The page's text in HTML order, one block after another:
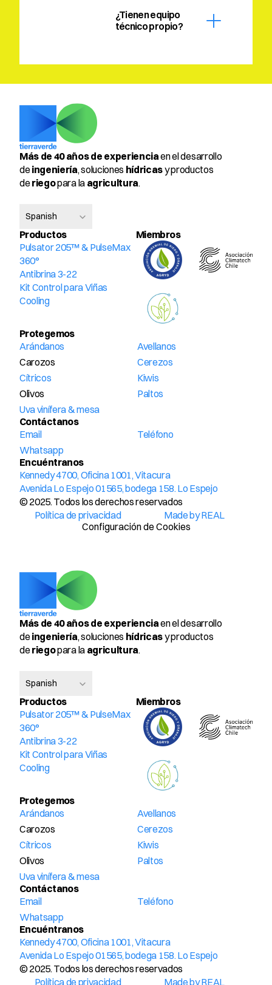
¿Tienen equipo
técnico propio?
Más de 40 años de experiencia en el desarrollo
de ingeniería, soluciones hídricas y productos
de riego para la agricultura.
Spanish
Productos
Pulsator 205™ & PulseMax
360°
Antibrina 3-22
Kit Control para Viñas
Cooling
Miembros
Protegemos
Arándanos
Avellanos
Carozos
Cerezos
Cítricos
Kiwis
Olivos
Paltos
Uva vinífera & mesa
Contáctanos
Email
Teléfono
Whatsapp
Encuéntranos
Kennedy 4700, Oficina 1001, Vitacura
Avenida Lo Espejo 01565, bodega 158. Lo Espejo
© 2025. Todos los derechos reservados
Política de privacidad
Made by REAL
Configuración de Cookies
Más de 40 años de experiencia en el desarrollo
de ingeniería, soluciones hídricas y productos
de riego para la agricultura.
Spanish
Productos
Pulsator 205™ & PulseMax
360°
Antibrina 3-22
Kit Control para Viñas
Cooling
Miembros
Protegemos
Arándanos
Avellanos
Carozos
Cerezos
Cítricos
Kiwis
Olivos
Paltos
Uva vinífera & mesa
Contáctanos
Email
Teléfono
Whatsapp
Encuéntranos
Kennedy 4700, Oficina 1001, Vitacura
Avenida Lo Espejo 01565, bodega 158. Lo Espejo
© 2025. Todos los derechos reservados
Política de privacidad
Made by REAL